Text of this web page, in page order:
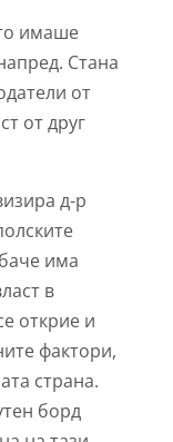
имаше
Стана
от
от друг
д-р
има
в
открие и
фактори,
страна.
борд